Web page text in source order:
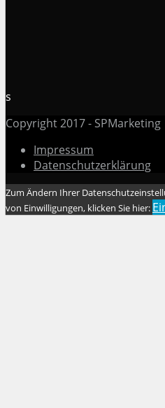
s
Copyright 2017 - SPMarketing
Impressum
Datenschutzerklärung
Zum Ändern Ihrer
von Einwilligungen, klicken Sie hier: